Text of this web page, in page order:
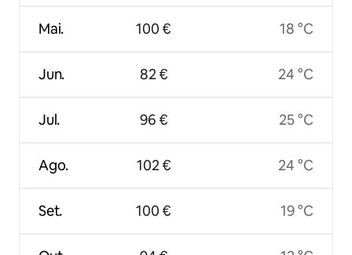
Mai.
Jun.
Jul.
Ago.
Set.
100 €
82 €
96 €
102 €
100 €
18 °C
24 °C
25 °C
24 °C
19 °C